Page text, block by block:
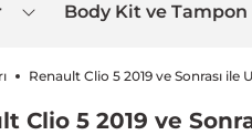
Body Kit ve Tampon
Renault Clio 5 2019 ve Sonrası
Clio 5 2019 ve